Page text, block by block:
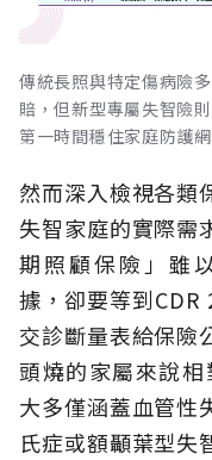
傳統長照與特定傷病險
賠，但新型專屬失智險
第一時間穩住家庭防護網
然而深入檢視各類
失智家庭的實際需
期照顧保險」雖
據，卻要等到CDR
交診斷量表給保險
頭燒的家屬來說相
大多僅涵蓋血管性
氏症或額顳葉型失